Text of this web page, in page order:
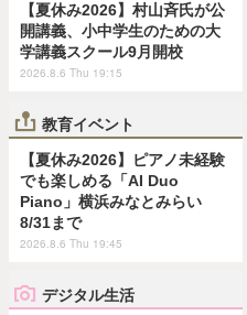
【夏休み2026】村山斉氏が公
開講義、小中学生のための大
学講義スクール9月開校
2026.8.6 Thu 19:15
教育イベント
【夏休み2026】ピアノ未経験
でも楽しめる「AI Duo
Piano」横浜みなとみらい
8/31まで
2026.8.6 Thu 19:45
デジタル生活